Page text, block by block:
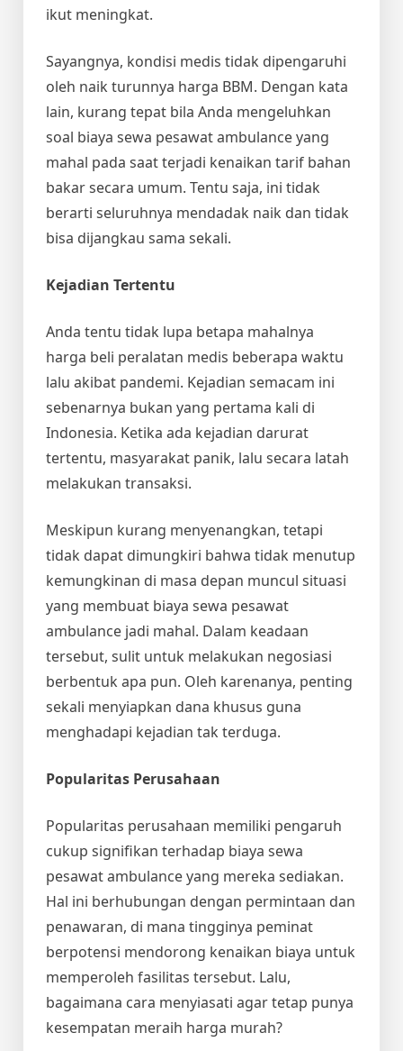
ikut meningkat.
Sayangnya, kondisi medis tidak dipengaruhi
oleh naik turunnya harga BBM. Dengan kata
lain, kurang tepat bila Anda mengeluhkan
soal biaya sewa pesawat ambulanceyang
mahal pada saat terjadi kenaikan tarif bahan
bakar secara umum. Tentu saja, ini tidak
berarti seluruhnya mendadak naik dan tidak
bisa dijangkau sama sekali.
Kejadian Tertentu
Anda tentu tidak lupa betapa mahalnya
harga beli peralatan medis beberapa waktu
lalu akibat pandemi. Kejadian semacam ini
sebenarnya bukan yang pertama kali di
Indonesia. Ketika ada kejadian darurat
tertentu, masyarakat panik, lalu secara latah
melakukan transaksi.
Meskipun kurang menyenangkan, tetapi
tidak dapat dimungkiri bahwa tidak menutup
kemungkinan di masa depan muncul situasi
yang membuat biaya sewa pesawat
ambulance jadi mahal. Dalam keadaan
tersebut, sulit untuk melakukan negosiasi
berbentuk apa pun. Oleh karenanya, penting
sekali menyiapkan dana khusus guna
menghadapi kejadian tak terduga.
Popularitas Perusahaan
Popularitas perusahaan memiliki pengaruh
cukup signifikan terhadap biaya sewa
pesawat ambulanceyang mereka sediakan.
Hal ini berhubungan dengan permintaan dan
penawaran, di mana tingginya peminat
berpotensi mendorong kenaikan biaya untuk
memperoleh fasilitas tersebut. Lalu,
bagaimana cara menyiasati agar tetap punya
kesempatan meraih harga murah?